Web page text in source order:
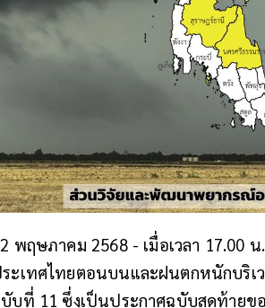
พฤษภาคม 2568 - เมื่อเวลา 17.00
ะเทศไทยตอนบนและฝนตกหนักบริ
บที่ 11 ซึ่งเป็นประกาศฉบับสุดท้ายข